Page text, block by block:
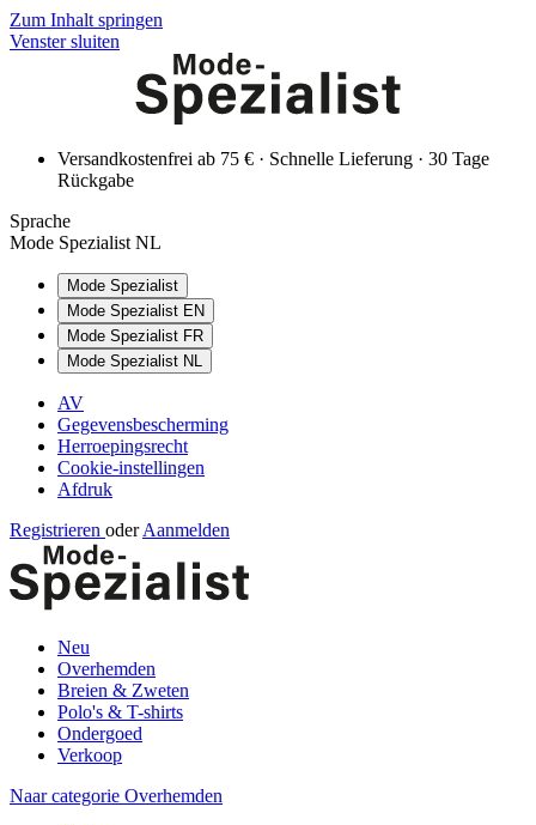
Zum Inhalt springen
Venster sluiten
Versandkostenfrei ab 75 € · Schnelle Lieferung · 30 Tage
Rückgabe
Sprache
Mode Spezialist NL
Mode Spezialist
Mode Spezialist EN
Mode Spezialist FR
Mode Spezialist NL
AV
Gegevensbescherming
Herroepingsrecht
Cookie-instellingen
Afdruk
Registrieren oder Aanmelden
Neu
Overhemden
Breien & Zweten
Polo's & T-shirts
Ondergoed
Verkoop
Naar categorie Overhemden